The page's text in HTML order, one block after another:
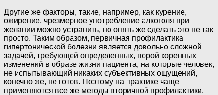
Другие же факторы, такие, например, как курение,
ожирение, чрезмерное употребление алкоголя при
желании можно устранить, но опять же сделать это не так
просто. Таким образом, первичная профилактика
гипертонической болезни является довольно сложной
задачей, требующей определенных, порой коренных
изменений в образе жизни пациента, на которые человек,
не испытывающий никаких субъективных ощущений,
конечно же, не готов. Поэтому на практике чаще
применяются все же методы вторичной профилактики.